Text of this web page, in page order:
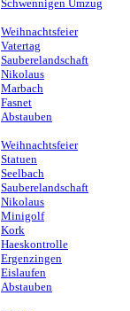
Schwennigen Umzug
Weihnachtsfeier
Vatertag
Sauberelandschaft
Nikolaus
Marbach
Fasnet
Abstauben
Weihnachtsfeier
Statuen
Seelbach
Sauberelandschaft
Nikolaus
Minigolf
Kork
Haeskontrolle
Ergenzingen
Eislaufen
Abstauben